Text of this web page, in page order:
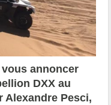
annoncer
DXX au
Alexandre Pesci,